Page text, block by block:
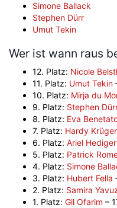
Simone Ballack
Stephen Dürr
Umut Tekin
Wer ist wann raus
12. Platz: Nicole
11. Platz: Umut Tekin
10. Platz: Mirja du
9. Platz: Stephen
8. Platz: Eva
7. Platz: Hardy
6. Platz: Ariel Hediger
5. Platz: Patrick
4. Platz: Simone
3. Platz: Hubert Fella
2. Platz: Samira
1. Platz: Gil Ofarim –